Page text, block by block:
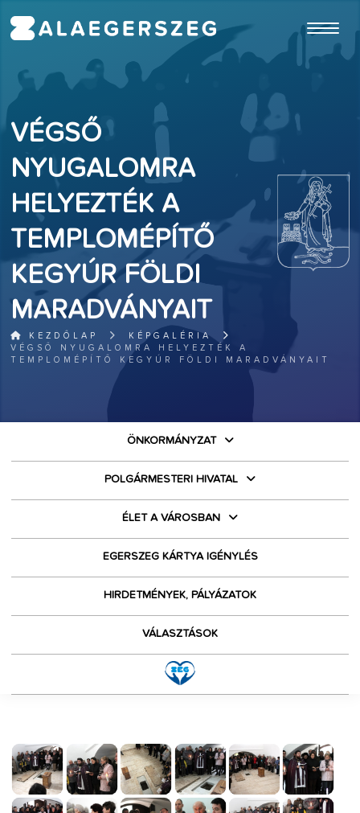
VÉGSŐ
NYUGALOMRA
HELYEZTÉK A
TEMPLOMÉPÍTŐ
KEGYÚR FÖLDI
MARADVÁNYAIT
KEZDŐLAP
KÉPGALÉRIA
VÉGSŐ NYUGALOMRA HELYEZTÉK A
TEMPLOMÉPÍTŐ KEGYÚR FÖLDI MARADVÁNYAIT
ÖNKORMÁNYZAT
POLGÁRMESTERI HIVATAL
ÉLET A VÁROSBAN
EGERSZEG KÁRTYA IGÉNYLÉS
HIRDETMÉNYEK, PÁLYÁZATOK
VÁLASZTÁSOK